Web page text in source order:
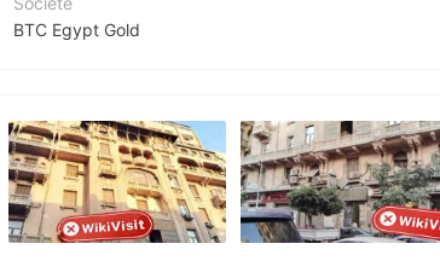
BTC Egypt Gold
Personnel
--